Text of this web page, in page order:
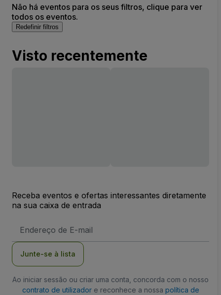
Não há eventos para os seus filtros, clique para ver
todos os eventos.
Redefinir filtros
Visto recentemente
Receba eventos e ofertas interessantes diretamente
na sua caixa de entrada
de
Junte-se à lista
Ao iniciar sessão ou criar uma conta, concorda com o nosso
contrato de utilizadore reconhece a nossa política de